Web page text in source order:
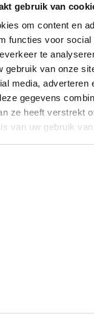
gebruik van
om content en
functies voor social
te
gebruik van onze
media, adverteren
gegevens
ze heeft verstrekt
van uw gebruik
star
rating
43
Detoxi Paard 100
houden en krijgen.
Bij De Paardendrogist
visie: het leveren van